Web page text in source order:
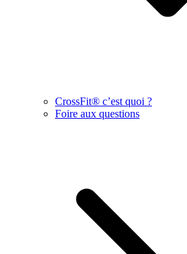
CrossFit® c’est quoi ?
Foire aux questions